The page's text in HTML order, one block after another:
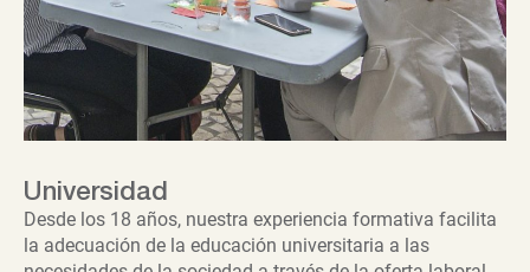
Universidad
Desde los 18 años, nuestra experiencia formativa facilita
la adecuación de la educación universitaria a las